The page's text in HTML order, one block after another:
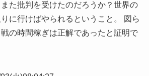
た批判を受けたのだろうか？世界の
に行けばやられるということ。 図ら
の時間稼ぎは正解であったと証明で